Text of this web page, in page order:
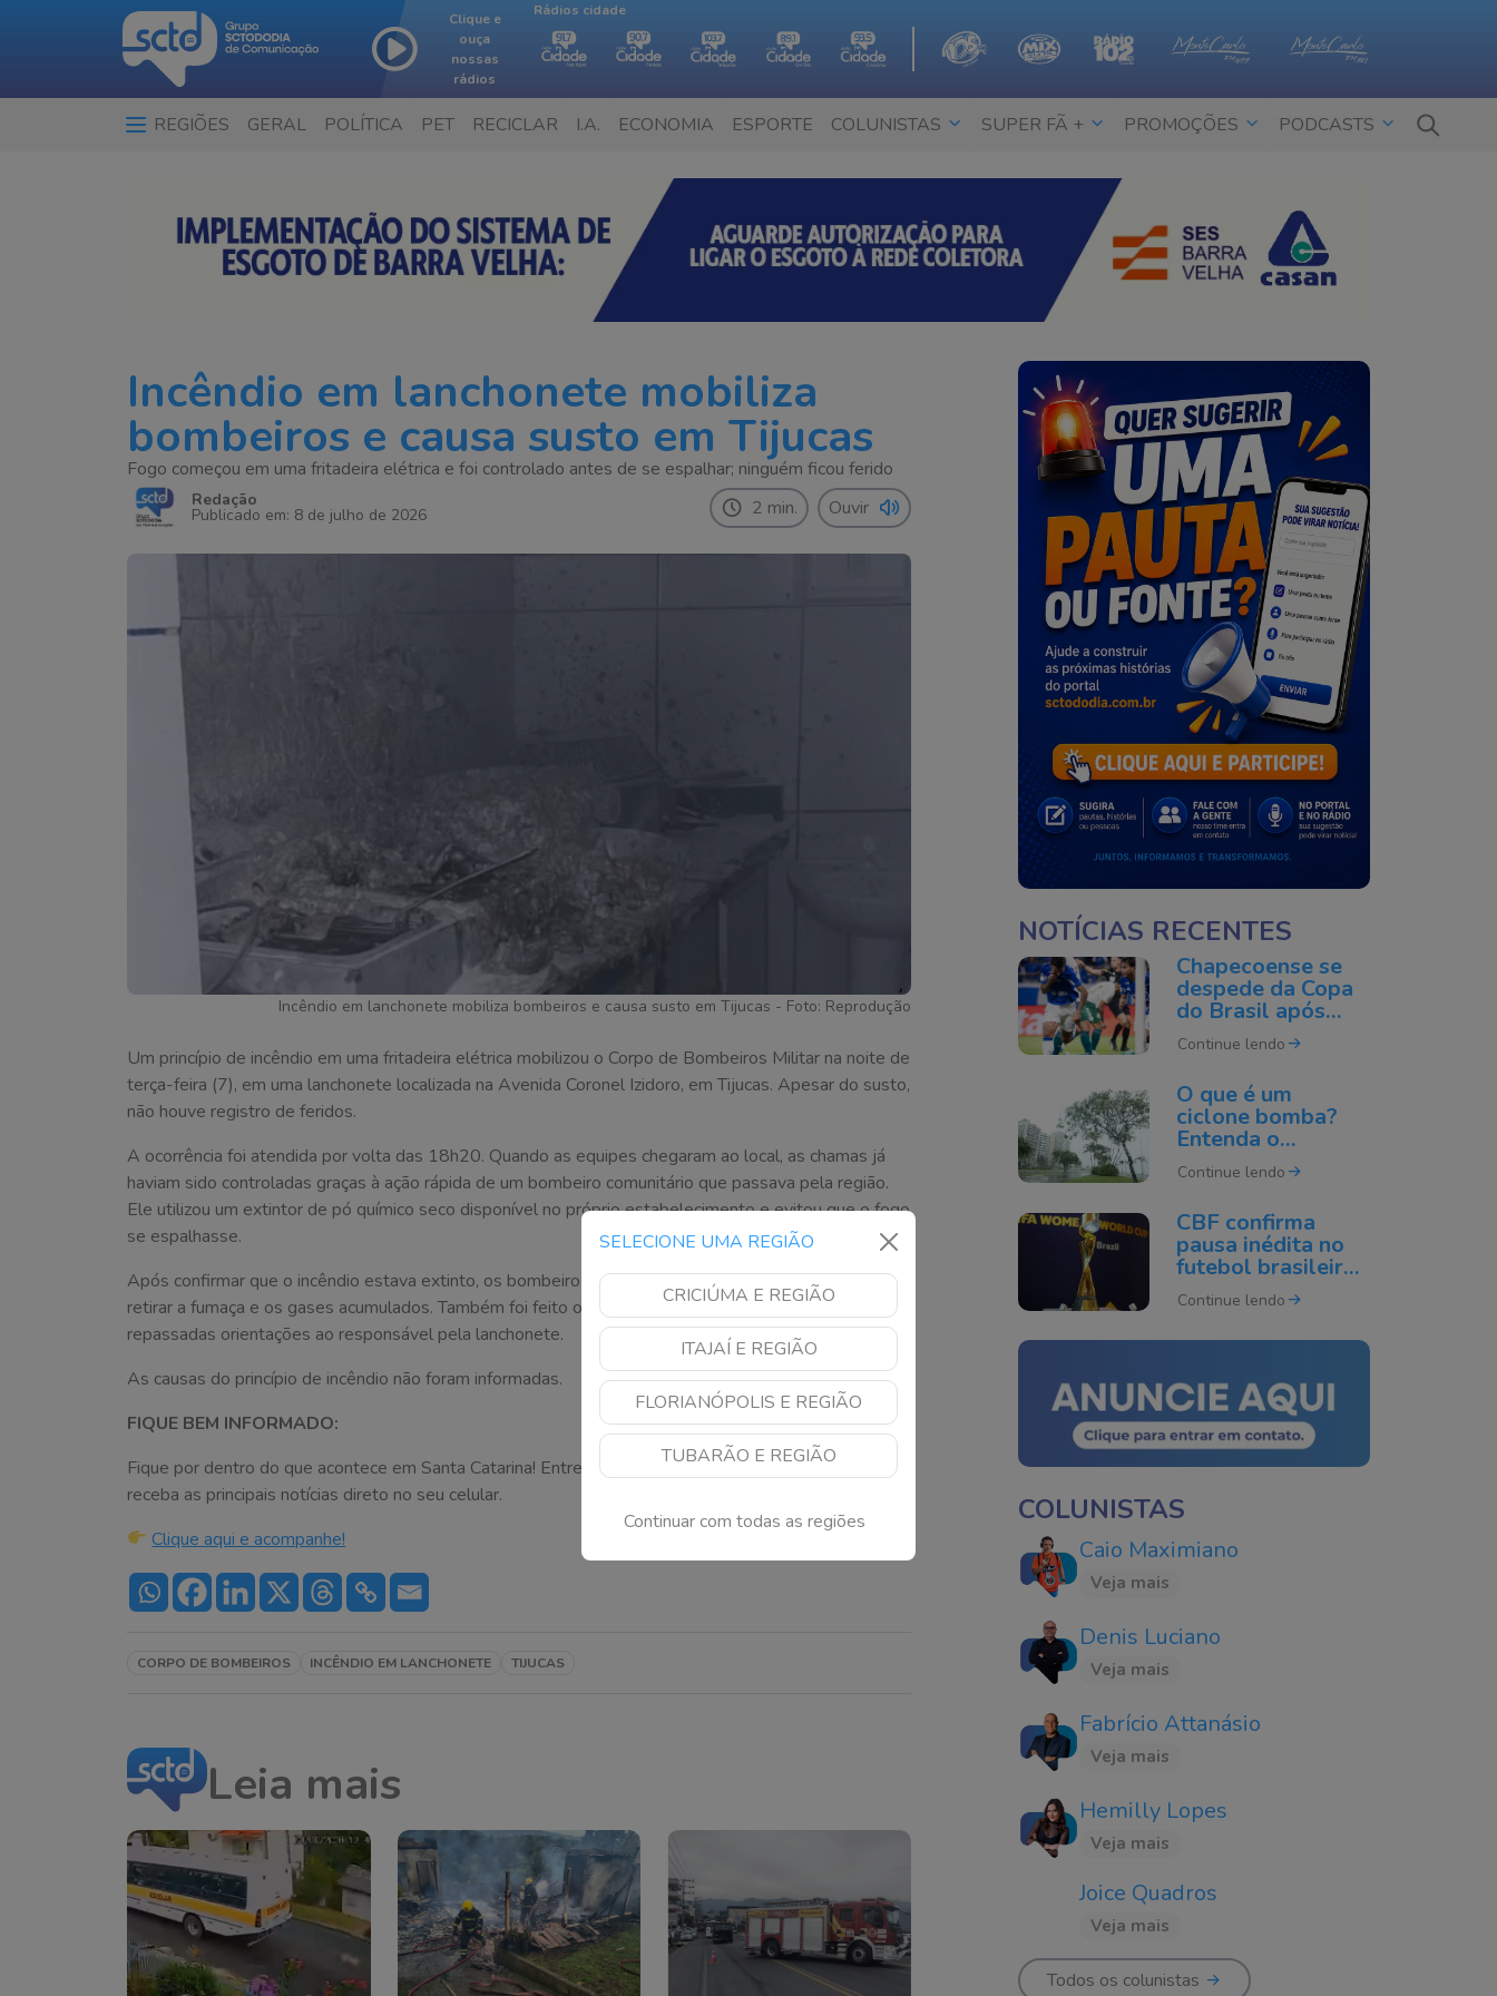
Clique e
ouça
nossas
rádios
Rádios cidade
REGIÕES GERAL POLÍTICA PET RECICLAR I.A. ECONOMIA ESPORTE COLUNISTAS SUPER FÃ + PROMOÇÕES PODCASTS
SELECIONE UMA REGIÃO
CRICIÚMA E REGIÃO
ITAJAÍ E REGIÃO
FLORIANÓPOLIS E REGIÃO
TUBARÃO E REGIÃO
Continuar com todas as regiões
Incêndio em lanchonete mobiliza
bombeiros e causa susto em Tijucas
Fogo começou em uma fritadeira elétrica e foi controlado antes de se espalhar; ninguém ficou ferido
Redação
Publicado em: 8 de julho de 2026 2 min. Ouvir
Incêndio em lanchonete mobiliza bombeiros e causa susto em Tijucas - Foto: Reprodução
Um princípio de incêndio em uma fritadeira elétrica mobilizou o Corpo de Bombeiros Militar na noite de
terça-feira (7), em uma lanchonete localizada na Avenida Coronel Izidoro, em Tijucas. Apesar do susto,
não houve registro de feridos.
A ocorrência foi atendida por volta das 18h20. Quando as equipes chegaram ao local, as chamas já
haviam sido controladas graças à ação rápida de um bombeiro comunitário que passava pela região.
Ele utilizou um extintor de pó químico seco disponível no próprio estabelecimento e evitou que o fogo
se espalhasse.
Após confirmar que o incêndio estava extinto, os bombeiros realizaram a ventilação do ambiente para
retirar a fumaça e os gases acumulados. Também foi feito o rescaldo, o isolamento da área atingida e
repassadas orientações ao responsável pela lanchonete.
As causas do princípio de incêndio não foram informadas.
FIQUE BEM INFORMADO:
Fique por dentro do que acontece em Santa Catarina! Entre agora no nosso canal no WhatsApp e
receba as principais notícias direto no seu celular.
Clique aqui e acompanhe!
CORPO DE BOMBEIROS INCÊNDIO EM LANCHONETE TIJUCAS
Leia mais
NOTÍCIAS RECENTES
Chapecoense se
despede da Copa
do Brasil após
derrota para o
Cruzeiro
Continue lendo
O que é um
ciclone bomba?
Entenda o
fenômeno que
pode atingir o Sul
Continue lendo
CBF confirma
pausa inédita no
futebol brasileiro
por causa da Copa
do Mundo de 2027
Continue lendo
COLUNISTAS
Caio Maximiano
Veja mais
Denis Luciano
Veja mais
Fabrício Attanásio
Veja mais
Hemilly Lopes
Veja mais
Joice Quadros
Veja mais
Todos os colunistas